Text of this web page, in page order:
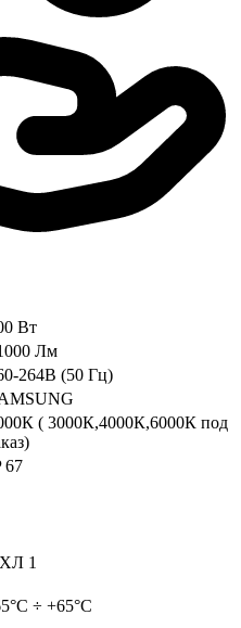
Вт
Лм
264В (50 Гц)
( 3000К,4000К,6000К под
67
1
÷ +65°C